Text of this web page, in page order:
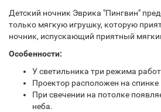
Детский ночник Эврика "Пингвин"
только мягкую игрушку, которую
ночник, испускающий приятный
Особенности:
У светильника три режима
Проектор расположен на спинке
При свечении на потолке
неба.